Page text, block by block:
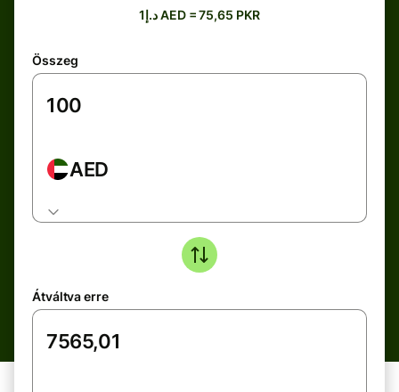
د.إ1 AED = 75,65 PKR
Összeg
AED
Átváltva erre